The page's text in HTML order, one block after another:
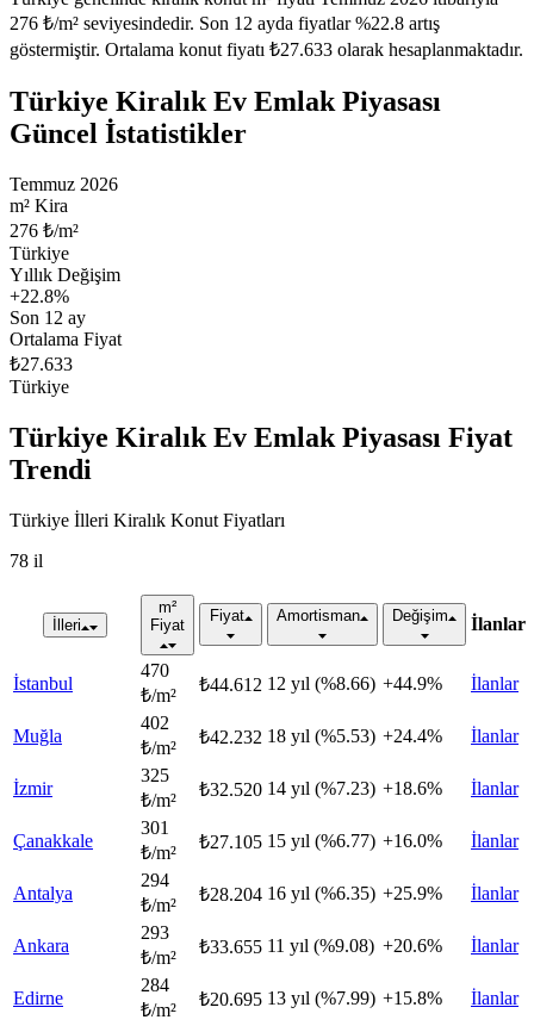
276 ₺/m² seviyesindedir. Son 12 ayda fiyatlar %22.8 artış
göstermiştir. Ortalama konut fiyatı ₺27.633 olarak hesaplanmaktadır.
Türkiye Kiralık Ev Emlak Piyasası
Güncel İstatistikler
Temmuz 2026
m² Kira
276 ₺/m²
Türkiye
Yıllık Değişim
+22.8%
Son 12 ay
Ortalama Fiyat
₺27.633
Türkiye
Türkiye Kiralık Ev Emlak Piyasası Fiyat
Trendi
Türkiye İlleri Kiralık Konut Fiyatları
78 il
İlleri
m²
Fiyat
Fiyat Amortisman Değişim İlanlar
İstanbul
470
₺/m²
₺44.612 12 yıl (%8.66) +44.9% İlanlar
Muğla
402
₺/m²
₺42.232 18 yıl (%5.53) +24.4% İlanlar
İzmir
325
₺/m²
₺32.520 14 yıl (%7.23) +18.6% İlanlar
Çanakkale
301
₺/m²
₺27.105 15 yıl (%6.77) +16.0% İlanlar
Antalya
294
₺/m²
₺28.204 16 yıl (%6.35) +25.9% İlanlar
Ankara
293
₺/m²
₺33.655 11 yıl (%9.08) +20.6% İlanlar
Edirne
284
₺/m²
₺20.695 13 yıl (%7.99) +15.8% İlanlar